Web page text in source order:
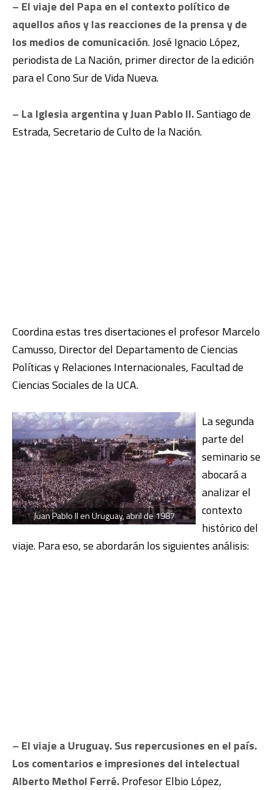
– El viaje del Papa en el contexto político de
aquellos años y las reacciones de la prensa y de
los medios de comunicación. José Ignacio López,
periodista de La Nación, primer director de la edición
para el Cono Sur de Vida Nueva.
– La Iglesia argentina y Juan Pablo II.Santiago de
Estrada, Secretario de Culto de la Nación.
Coordina estas tres disertaciones el profesor Marcelo
Camusso, Director del Departamento de Ciencias
Políticas y Relaciones Internacionales, Facultad de
Ciencias Sociales de la UCA.
Juan Pablo II en Uruguay, abril de 1987
La segunda
parte del
seminario se
abocará a
analizar el
contexto
histórico del
viaje. Para eso, se abordarán los siguientes análisis:
– El viaje a Uruguay. Sus repercusiones en el país.
Los comentarios e impresiones del intelectual
Alberto Methol Ferré.Profesor Elbio López,